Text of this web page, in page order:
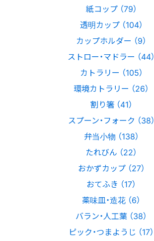
紙コップ （79）
透明カップ （104）
カップホルダー （9）
ストロー・マドラー （44）
カトラリー （105）
環境カトラリー （26）
割り箸 （41）
スプーン・フォーク （38）
弁当小物 （138）
たれびん （22）
おかずカップ （27）
おてふき （17）
薬味皿・造花 （6）
バラン・人工葉 （38）
ピック・つまようじ （17）